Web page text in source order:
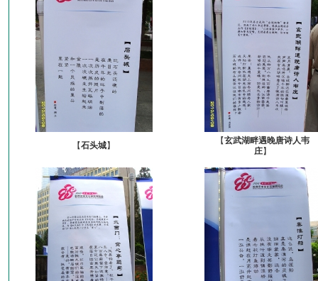
【石头城】 【玄武湖畔遇晚唐诗人韦
庄】